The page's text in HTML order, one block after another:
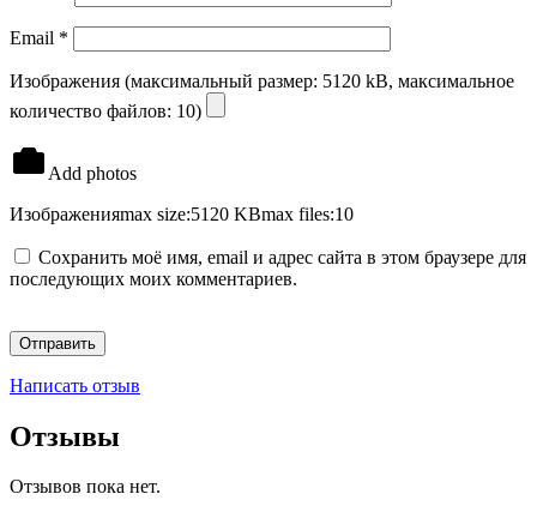
Email *
Изображения (максимальный размер: 5120 kB, максимальное
количество файлов: 10)
Add photos
Изображенияmax size:5120 KBmax files:10
Сохранить моё имя, email и адрес сайта в этом браузере для
последующих моих комментариев.
Написать отзыв
Отзывы
Отзывов пока нет.